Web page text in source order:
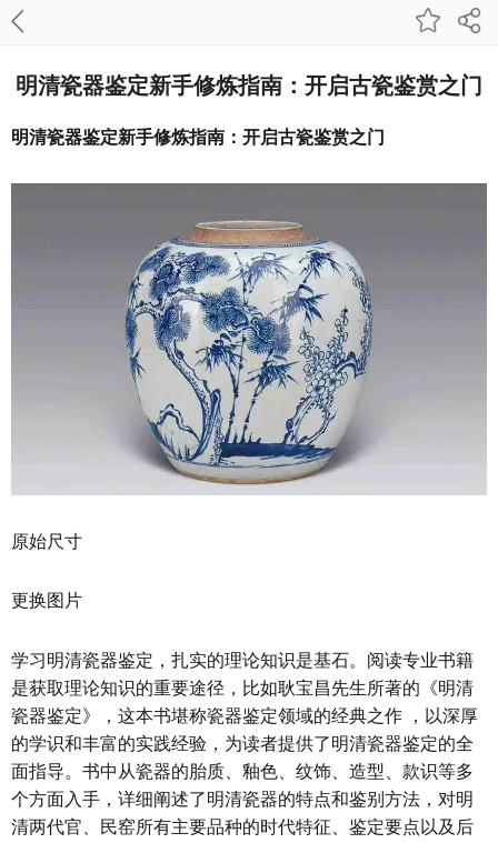
明清瓷器鉴定新手修炼指南：开启古瓷鉴赏之门
明清瓷器鉴定新手修炼指南：开启古瓷鉴赏之门
原始尺寸
更换图片
学习明清瓷器鉴定，扎实的理论知识是基石。阅读专业书籍
是获取理论知识的重要途径，比如耿宝昌先生所著的《明清
瓷器鉴定》，这本书堪称瓷器鉴定领域的经典之作 ，以深厚
的学识和丰富的实践经验，为读者提供了明清瓷器鉴定的全
面指导。书中从瓷器的胎质、釉色、纹饰、造型、款识等多
个方面入手，详细阐述了明清瓷器的特点和鉴别方法，对明
清两代官、民窑所有主要品种的时代特征、鉴定要点以及后